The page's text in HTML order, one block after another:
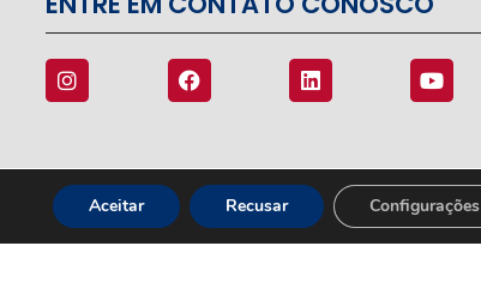
Aceitar Recusar Configurações